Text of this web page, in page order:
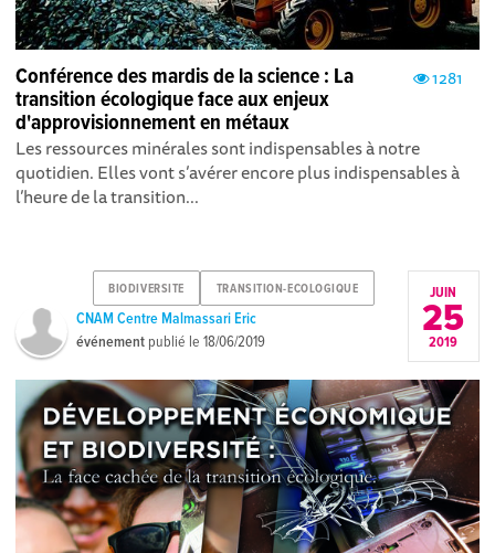
1281
Conférence des mardis de la science : La
transition écologique face aux enjeux
d'approvisionnement en métaux
Les ressources minérales sont indispensables à notre
quotidien. Elles vont s’avérer encore plus indispensables à
l’heure de la transition...
BIODIVERSITE TRANSITION-ECOLOGIQUE
CNAM Centre Malmassari Eric
événement publié le18/06/2019
JUIN
25
2019